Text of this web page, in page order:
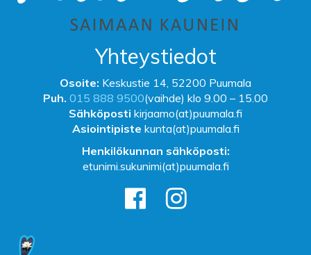
Yhteystiedot
Osoite: Keskustie 14, 52200 Puumala
Puh. 015 888 9500(vaihde) klo 9.00 – 15.00
Sähköposti kirjaamo(at)puumala.fi
Asiointipiste kunta(at)puumala.fi
Henkilökunnan sähköposti:
etunimi.sukunimi(at)puumala.fi